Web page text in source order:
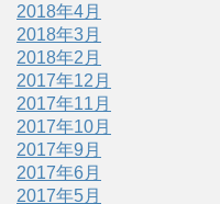
2018年4月
2018年3月
2018年2月
2017年12月
2017年11月
2017年10月
2017年9月
2017年6月
2017年5月